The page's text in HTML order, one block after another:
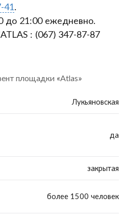
41.
до 21:00 ежедневно.
: (067) 347-87-87
площадки «Atlas»
Лукьяновская
да
закрытая
более 1500 человек